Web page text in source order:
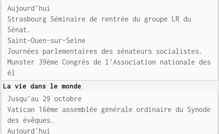
Aujourd'hui
Strasbourg Séminaire de rentrée du groupe LR du
Sénat.
Saint-Ouen-sur-Seine
Journées parlementaires des sénateurs socialistes.
Munster 39ème Congrès de l'Association nationale des
él
La vie dans le monde
Jusqu'au 29 octobre
Vatican 16ème assemblée générale ordinaire du Synode
des évêques.
Aujourd'hui